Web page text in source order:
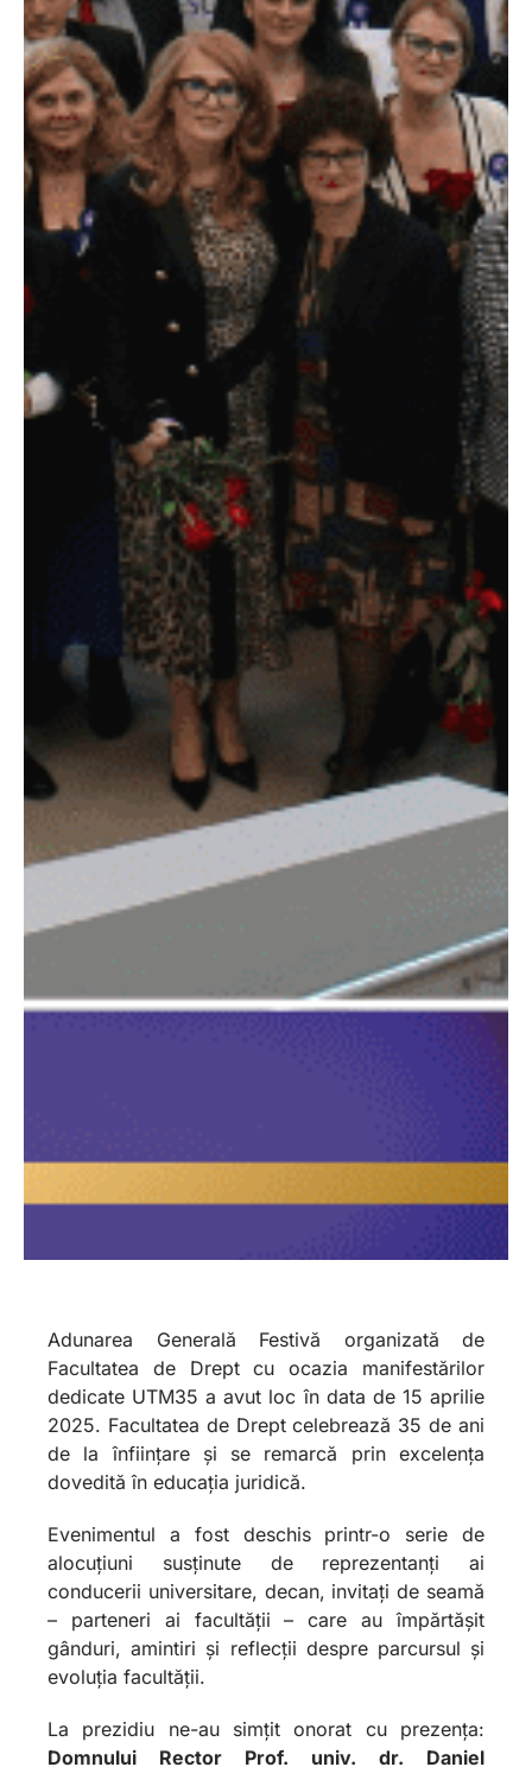
Adunarea Generală Festivă organizată de
Facultatea de Drept cu ocazia manifestărilor
dedicate UTM35 a avut loc în data de 15 aprilie
2025. Facultatea de Drept celebrează 35 de ani
de la înființare și se remarcă prin excelența
dovedită în educația juridică.
Evenimentul a fost deschis printr-o serie de
alocuțiuni susținute de reprezentanți ai
conducerii universitare, decan, invitați de seamă
– parteneri ai facultății – care au împărtășit
gânduri, amintiri și reflecții despre parcursul și
evoluția facultății.
La prezidiu ne-au simțit onorat cu prezența:
Domnului Rector Prof. univ. dr. Daniel